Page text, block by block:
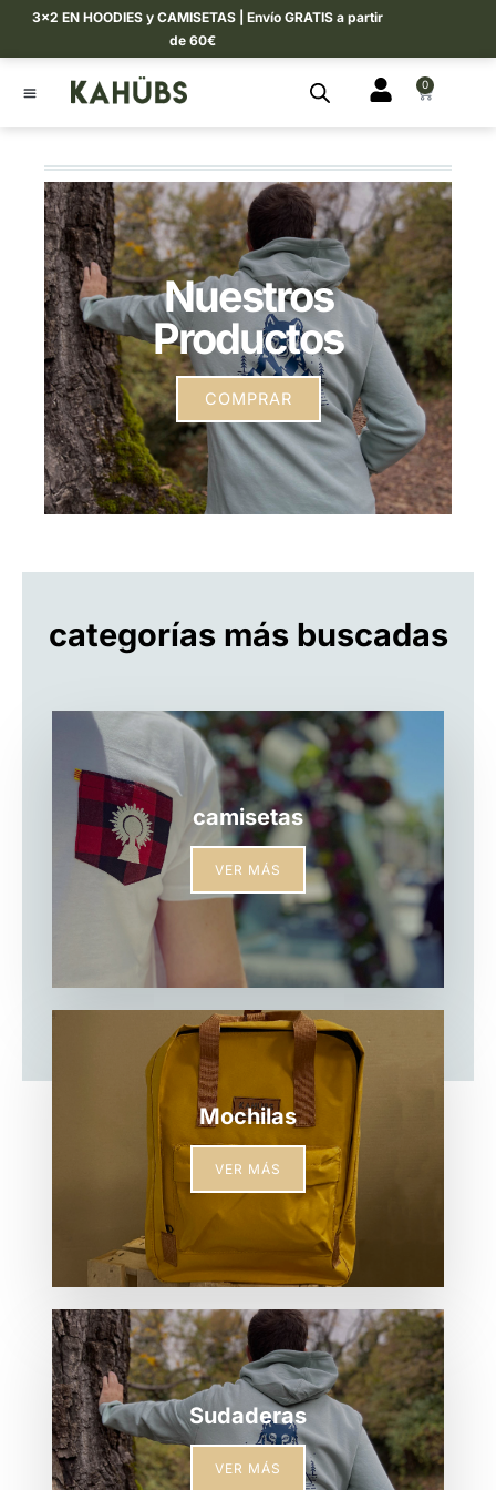
contenido
3×2 EN HOODIES y CAMISETAS | Envío GRATIS a partir
de 60€
0
CART
Nuestros
Productos
COMPRAR
categorías más buscadas
camisetas
VER MÁS
Mochilas
VER MÁS
Sudaderas
VER MÁS